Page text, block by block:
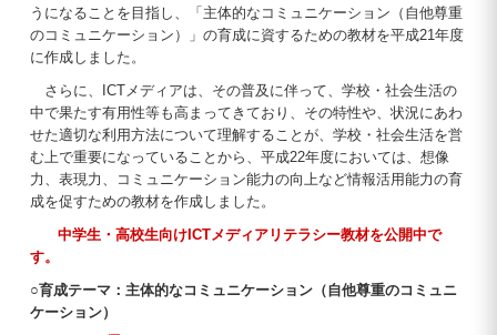
うになることを目指し、「主体的なコミュニケーション（自他尊重
のコミュニケーション）」の育成に資するための教材を平成21年度
に作成しました。
さらに、ICTメディアは、その普及に伴って、学校・社会生活の
中で果たす有用性等も高まってきており、その特性や、状況にあわ
せた適切な利用方法について理解することが、学校・社会生活を営
む上で重要になっていることから、平成22年度においては、想像
力、表現力、コミュニケーション能力の向上など情報活用能力の育
成を促すための教材を作成しました。
中学生・高校生向けICTメディアリテラシー教材を公開中で
す。
○育成テーマ：主体的なコミュニケーション（自他尊重のコミュニ
ケーション）